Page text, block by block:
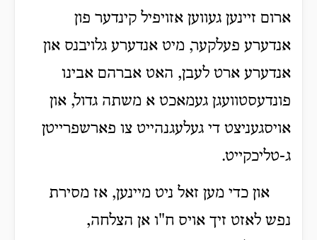
ארום זיינען געווען אזויפיל קינדער פון
אנדערע פעלקער, מיט אנדערע גלויבנס און
אנדערע ארט לעבן, האט אברהם אבינו
פונדעסטוועגן געמאכט א משתה גדול, און
אויסגעניצט די געלעגנהייט צו פארשפרייטן
ג-טליכקייט.
און כדי מען זאל ניט מיינען, אז מסירת
נפש לאזט זיך אויס ח"ו אן הצלחה,